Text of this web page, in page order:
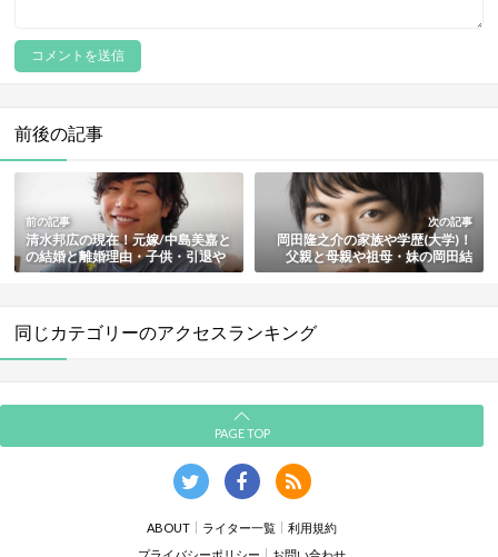
前後の記事
前の記事
清水邦広の現在！元嫁/中島美嘉と
の結婚と離婚理由・子供・引退や
再婚相手も総まとめ
次の記事
岡田隆之介の家族や学歴(大学)！
父親と母親や祖母・妹の岡田結
実・身長や筋肉・彼女や結婚情報
同じカテゴリーのアクセスランキング
PAGE TOP
ABOUT ライター一覧
利用規約